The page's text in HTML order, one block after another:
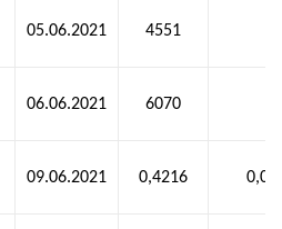
05.06.2021 4551
06.06.2021 6070
09.06.2021 0,4216